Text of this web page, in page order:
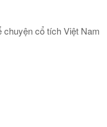
chuyện cổ tích Việt Nam